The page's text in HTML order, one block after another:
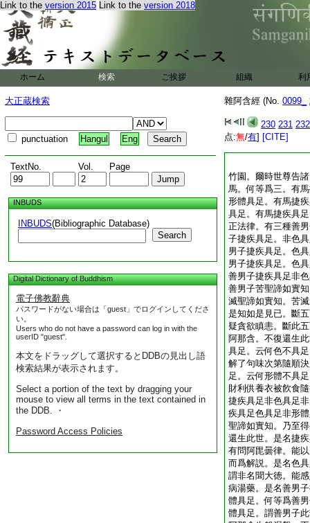
Link to the version 2015 Link to the version 2018
ホーム 検索 ご挨拶 組織 利
大正蔵検索
punctuation Hangul Eng
TextNo. Vol. Page
INBUDS
INBUDS(Bibliographic Database)
Search
Digital Dictionary of Buddhism
電子佛教辭典
パスワードがない場合は「guest」でログインしてくださ
い。
Users who do not have a password can log in with the
userID "guest".
本文をドラッグして選択するとDDBの見出し語
検索結果が表示されます。
Select a portion of the text by dragging your
mouse to view all terms in the text contained in
the DDB. ・
Password Access Policies
雜阿含經 (No. 0099_
230 231 232
点:無/有] [CITE]
竹園。爾時世尊告
馬。何等爲三。有
形體具足。有馬捷
具足。有馬捷疾具
正法律。有三種善
子捷疾具足。非色
男子捷疾具足。色
男子捷疾具足。色
善男子捷疾具足非
善男子苦聖諦如實
滅聖諦如實知。苦
是知如是見已。斷
疑貪欲瞋恚。斷此
阿那含。不復還生
具足。云何色不具
解了句味次第隨順
足。云何形體不具
財利供養衣被飮食
捷疾具足非色具足
疾具足色具足非形
聖諦如實知。乃至
還生此世。是名捷
有問阿毘曇律。能
而爲解説。是名色
謂非名聞大徳。能
病湯藥。是名善男
體具足。何等爲善
體具足。謂善男子